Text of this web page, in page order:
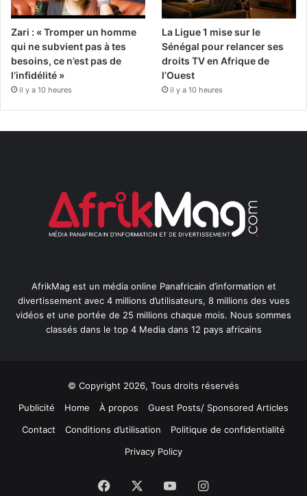
Zari : « Tromper un homme
qui ne subvient pas à tes
besoins, ce n’est pas de
l’infidélité »
il y a 10 heures
La Ligue 1 mise sur le
Sénégal pour relancer ses
droits TV en Afrique de
l’Ouest
il y a 10 heures
AfrikMag est un média online Panafricain d’information et
divertissement avec 4 millions d’utilisateurs, 8 millions des vues
vidéos et une portée de 25 millions chaque mois. Nous sommes
classés dans le top 4 Media dans 12 pays africains
© Copyright 2026, Tous droits réservés
Publicité
Home À propos
Guest Posts/ Sponsored Articles
Contact
Conditions d’utilisation
Politique de confidentialité
Privacy Policy
Facebook YouTubeInstagram